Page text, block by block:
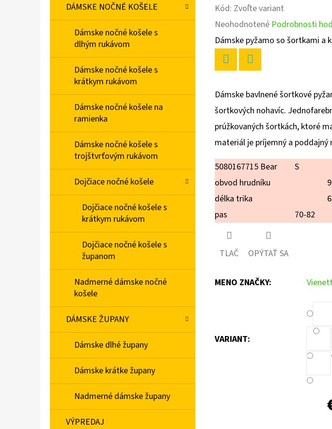
DÁMSKE NOČNÉ KOŠELE
Dámske nočné košele s
dlhým rukávom
Dámske nočné košele s
krátkym rukávom
Dámske nočné košele na
ramienka
Dámske nočné košele s
trojštvrťovým rukávom
Dojčiace nočné košele
Dojčiace nočné košele s
krátkym rukávom
Dojčiace nočné košele s
županom
Nadmerné dámske nočné
košele
DÁMSKE ŽUPANY
Dámske dlhé župany
Dámske krátke župany
Nadmerné dámske župany
VÝPREDAJ
Kód: Zvoľte variant
Priemerné
hodnotenie
produktu
je
0,0
z
hviezdičiek.
Neohodnotené Podrobnosti
Dámske pyžamo so šortkami a
Dámske bavlnené šortkové
šortkových nohavíc.
prúžkovaných šortkách, ktoré
materiál je príjemný a poddajný
5080167715 Bear
S
obvod hrudníku
délka trika
pas
70-82
TLAČ OPÝTAŤ SA
MENO ZNAČKY:
VARIANT: